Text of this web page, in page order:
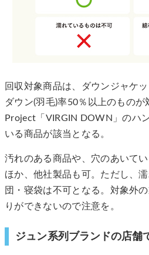
回収対象商品は、ダウンジャケ
ダウン(羽毛)率50％以上のもの
Project「VIRGIN DOWN」のハ
いる商品が該当となる。
汚れのある商品や、穴のあいて
ほか、他社製品も可。ただし、
団・寝袋は不可となる。対象外
りができないので注意を。
ジュン系列ブランドの店舗